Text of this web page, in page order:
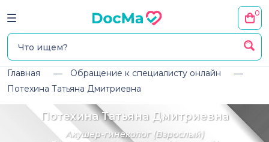
0
Главная
Обращение к специалисту онлайн
Потехина Татьяна Дмитриевна
Потехина Татьяна Дмитриевна
Акушер-гинеколог(Взрослый)